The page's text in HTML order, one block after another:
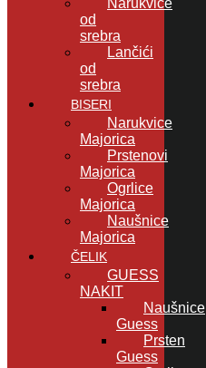
od
srebra
Lančići
od
srebra
BISERI
Narukvice
Majorica
Prstenovi
Majorica
Ogrlice
Majorica
Naušnice
Majorica
ČELIK
GUESS
NAKIT
Naušnice
Guess
Prsten
Guess